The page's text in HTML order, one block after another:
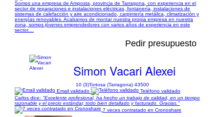
Somos una empresa de Amposta, provincia de Tarragona, con experiencia en el
sector de reparaciones e instalaciones eléctricas, fontanería, instalaciones de
sistemas de calefacción y aire acondicionado, carpintería metálica, climatización y
energías renovables. Acabamos de montar nuestra propia empresa en nuestra
zona, somos jóvenes emprendedores con varios años de experiencia en este
sector....
Pedir presupuesto
Simon Vacari Alexei
10 (3)Tortosa (Tarragona) 43500
Email validado
Teléfono validado
Carlos dice: "Excelente profesional, ha hecho un trabajo de calidad, en un tiempo
razonable y el precio estándar, todo bien detallado y facturado. Gracias."
7 veces contratado en Cronoshare